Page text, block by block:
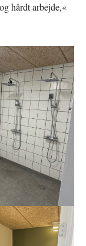
hårdt arbejde,«